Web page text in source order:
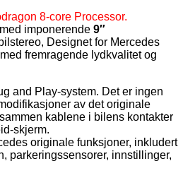
8-core Processor.
imponerende 9″
Designet for Mercedes
med fremragende lydkvalitet og
and Play-system. Det er ingen
av det originale
kablene i bilens kontakter
skjerm.
originale funksjoner, inkludert
parkeringssensorer, innstillinger,